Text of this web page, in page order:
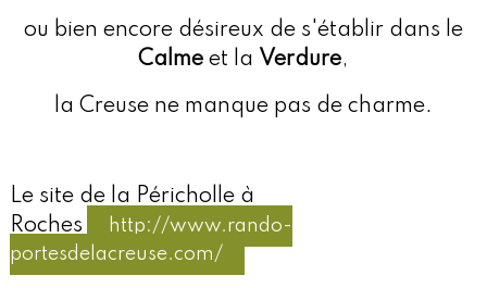
ou bien encore désireux de s'établir dans le
Calme et la Verdure,
la Creuse ne manque pas de charme.
Le site de la Péricholle à
Roches
http://www.rando-
portesdelacreuse.com/